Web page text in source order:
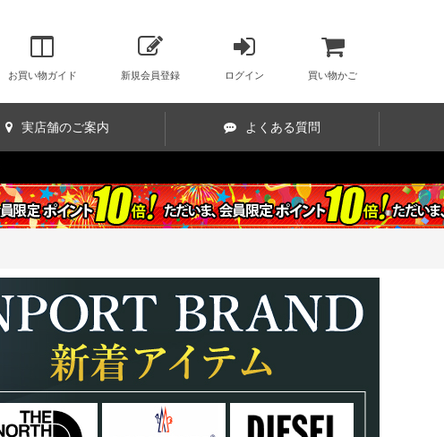
お買い物ガイド 新規会員登録 ログイン 買い物かご
実店舗のご案内 よくある質問